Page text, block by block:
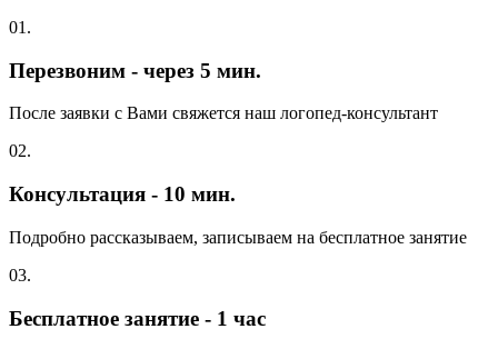
01.
Перезвоним - через 5 мин.
После заявки с Вами свяжется наш логопед-консультант
02.
Консультация - 10 мин.
Подробно рассказываем, записываем на бесплатное занятие
03.
Бесплатное занятие - 1 час